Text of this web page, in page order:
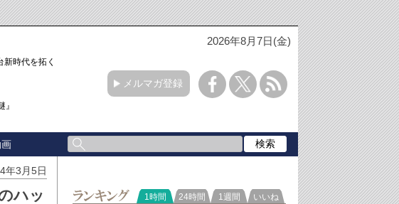
2026年8月7日(金)
時代を拓く「3
メルマガ登録
年3月5日
ハッ
ランキング
1時間 24時間 1週間 いいね